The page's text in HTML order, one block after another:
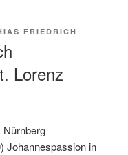
FRIEDRICH
Lorenz
Nürnberg
Johannespassion in